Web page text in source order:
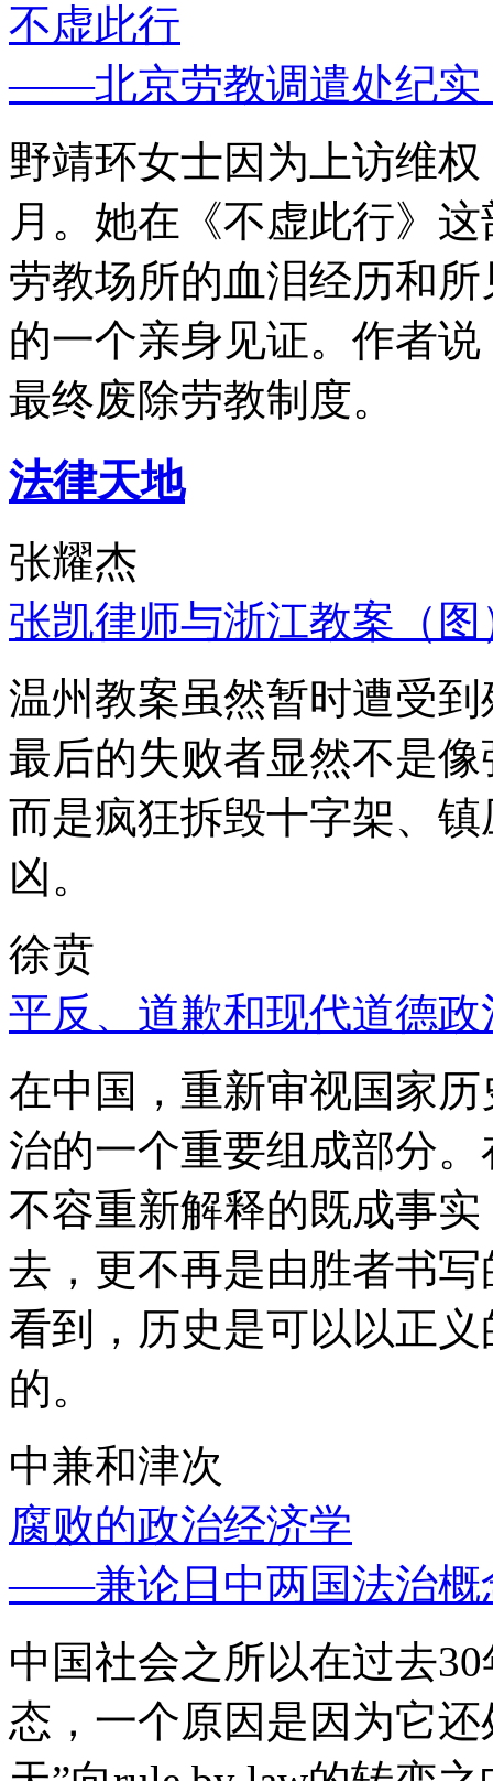
不虚此行
——北京劳教调遣处纪实
野靖环女士因为上访维
月。她在《不虚此行》
劳教场所的血泪经历和
的一个亲身见证。作者
最终废除劳教制度。
法律天地
张耀杰
张凯律师与浙江教案（图
温州教案虽然暂时遭受
最后的失败者显然不是
而是疯狂拆毁十字架、
凶。
徐贲
平反、道歉和现代道德政
在中国，重新审视国家
治的一个重要组成部分
不容重新解释的既成事
去，更不再是由胜者书
看到，历史是可以以正
的。
中兼和津次
腐败的政治经济学
——兼论日中两国法治概
中国社会之所以在过去
态，一个原因是因为它